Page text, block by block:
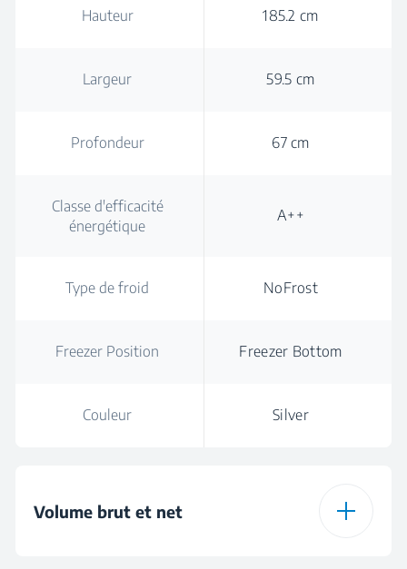
Hauteur 185.2 cm
Largeur 59.5 cm
Profondeur 67 cm
Classe d'efficacité
énergétique
A++
Type de froid NoFrost
Freezer Position Freezer Bottom
Couleur Silver
Volume brut et net